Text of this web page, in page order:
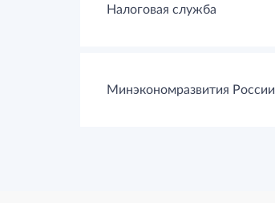
Налоговая служба
Минэкономразвития России